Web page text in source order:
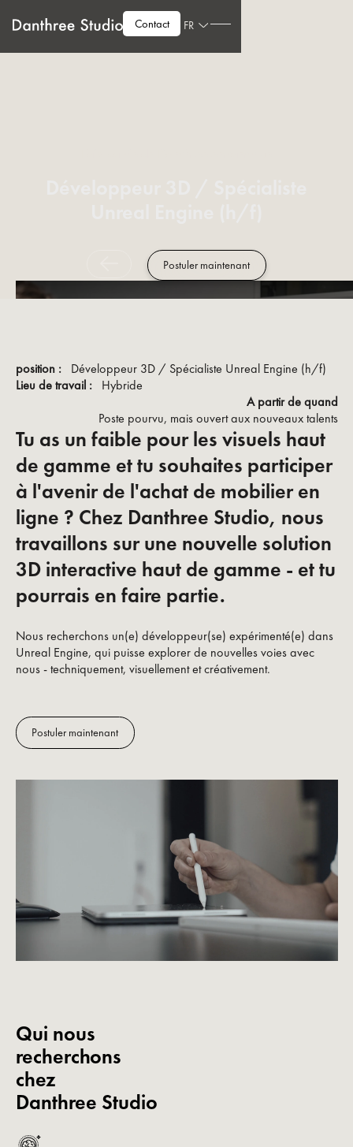
Contact FR
Postuler maintenant
Tu as un faible pour les visuels haut
de gamme et tu souhaites participer
à l'avenir de l'achat de mobilier en
ligne ? Chez Danthree Studio, nous
travaillons sur une nouvelle solution
3D interactive haut de gamme - et tu
pourrais en faire partie.
Nous recherchons un(e) développeur(se) expérimenté(e) dans
Unreal Engine, qui puisse explorer de nouvelles voies avec
nous - techniquement, visuellement et créativement.
Postuler maintenant
position :
Développeur 3D / Spécialiste Unreal Engine (h/f)
Lieu de travail :
Hybride
A partir de quand
Poste pourvu, mais ouvert aux nouveaux talents
Qui nous
recherchons
chez
Danthree Studio